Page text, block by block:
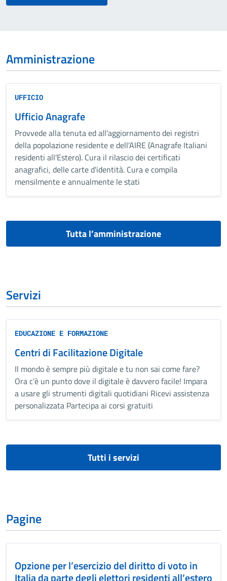
Amministrazione
UFFICIO
Ufficio Anagrafe
Provvede alla tenuta ed all'aggiornamento dei registri
della popolazione residente e dell'AIRE (Anagrafe Italiani
residenti all'Estero). Cura il rilascio dei certificati
anagrafici, delle carte d'identità. Cura e compila
mensilmente e annualmente le stati
Tutta l’amministrazione
Servizi
EDUCAZIONE E FORMAZIONE
Centri di Facilitazione Digitale
Il mondo è sempre più digitale e tu non sai come fare?
Ora c’è un punto dove il digitale è davvero facile! Impara
a usare gli strumenti digitali quotidiani Ricevi assistenza
personalizzata Partecipa ai corsi gratuiti
Tutti i servizi
Pagine
Opzione per l’esercizio del diritto di voto in
Italia da parte degli elettori residenti all’estero